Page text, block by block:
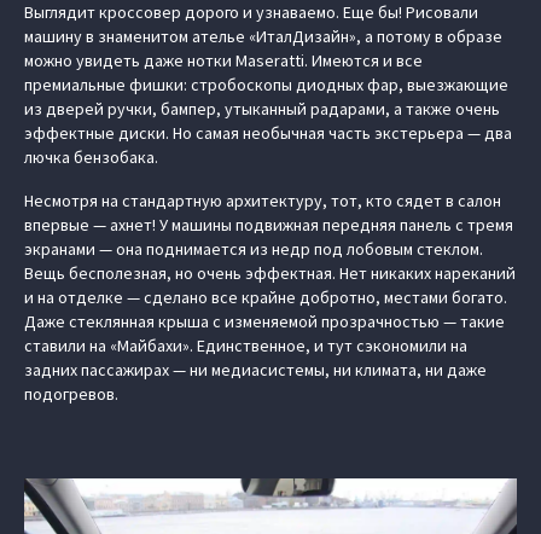
Выглядит кроссовер дорого и узнаваемо. Еще бы! Рисовали
машину в знаменитом ателье «ИталДизайн», а потому в образе
можно увидеть даже нотки Maseratti. Имеются и все
премиальные фишки: стробоскопы диодных фар, выезжающие
из дверей ручки, бампер, утыканный радарами, а также очень
эффектные диски. Но самая необычная часть экстерьера — два
лючка бензобака.
Несмотря на стандартную архитектуру, тот, кто сядет в салон
впервые — ахнет! У машины подвижная передняя панель с тремя
экранами — она поднимается из недр под лобовым стеклом.
Вещь бесполезная, но очень эффектная. Нет никаких нареканий
и на отделке — сделано все крайне добротно, местами богато.
Даже стеклянная крыша с изменяемой прозрачностью — такие
ставили на «Майбахи». Единственное, и тут сэкономили на
задних пассажирах — ни медиасистемы, ни климата, ни даже
подогревов.